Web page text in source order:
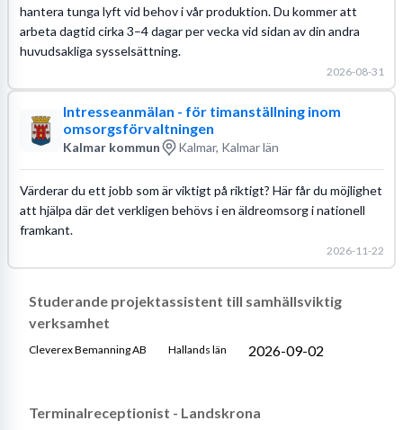
hantera tunga lyft vid behov i vår produktion. Du kommer att
arbeta dagtid cirka 3–4 dagar per vecka vid sidan av din andra
huvudsakliga sysselsättning.
2026-08-31
Intresseanmälan - för timanställning inom
omsorgsförvaltningen
Kalmar kommun Kalmar, Kalmar län
Värderar du ett jobb som är viktigt på riktigt? Här får du möjlighet
att hjälpa där det verkligen behövs i en äldreomsorg i nationell
framkant.
2026-11-22
Studerande projektassistent till samhällsviktig
verksamhet
Cleverex Bemanning AB Hallands län 2026-09-02
Terminalreceptionist - Landskrona